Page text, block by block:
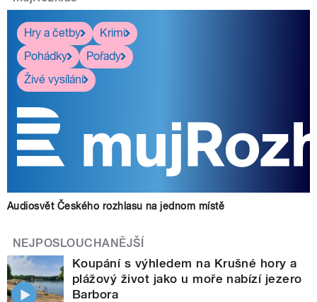
Hry a četby
Krimi
Pohádky
Pořady
Živé vysílání
Audiosvět Českého rozhlasu na jednom místě
NEJPOSLOUCHANĚJŠÍ
Koupání s výhledem na Krušné hory a
plážový život jako u moře nabízí jezero
Barbora